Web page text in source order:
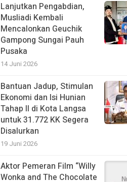
Lanjutkan Pengabdian,
Musliadi Kembali
Mencalonkan Geuchik
Gampong Sungai Pauh
Pusaka
14 Juni 2026
Bantuan Jadup, Stimulan
Ekonomi dan Isi Hunian
Tahap II di Kota Langsa
untuk 31.772 KK Segera
Disalurkan
19 Juni 2026
Aktor Pemeran Film “Willy
Wonka and The Chocolate